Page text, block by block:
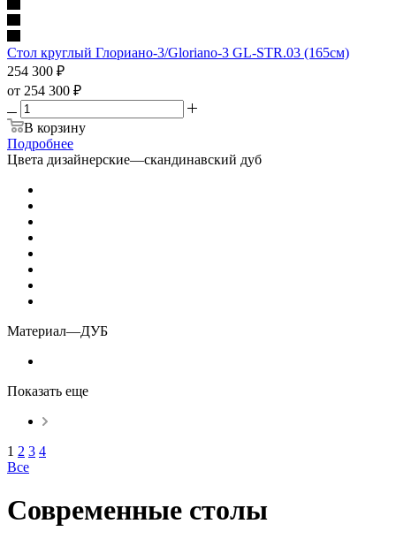
Стол круглый Глориано-3/Gloriano-3 GL-STR.03 (165см)
254 300 ₽
от 254 300 ₽
В корзину
Подробнее
Цвета дизайнерские—скандинавский дуб
Материал—ДУБ
Показать еще
1 2 3 4
Все
Современные столы